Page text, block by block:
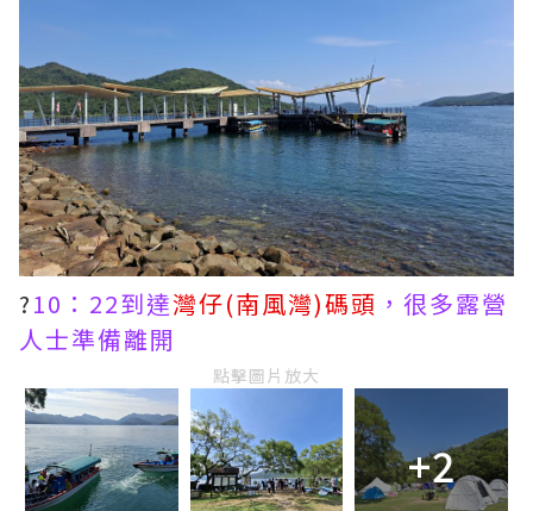
?10：22到達灣仔(南風灣)碼頭 ，很多露營
人士準備離開
點擊圖片放大
+2